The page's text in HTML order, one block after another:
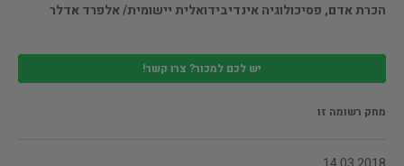
הכרת אדם, פסיכולוגיה אינדיבידואלית יישומית/ אלפרד אדלר
יש לכם למכור? צרו קשר!
מחק רשומה זו